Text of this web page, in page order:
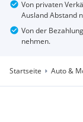
Von privaten
Ausland Abstand
Von der
nehmen.
Startseite Auto &